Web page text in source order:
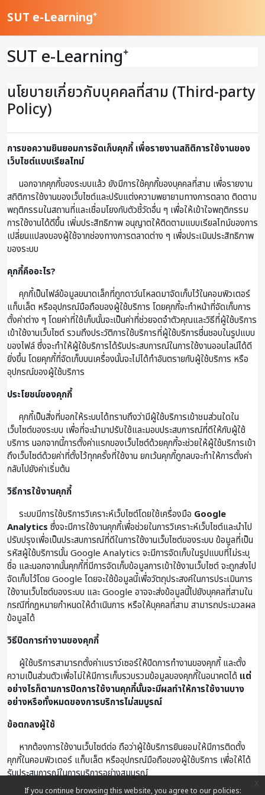
If you continue browsing this website, you agree to our policies:
SUT e-Learning⁺
SUT e-Learning⁺
นโยบายเกี่ยวกับบุคคลที่สาม (Third-party
Policy)
การขอความยินยอมการจัดเก็บคุกกี้ เพื่อรายงานสถิติการใช้งานของ
เว็บไซต์แบบเรียลไทม์
นอกจากคุกกี้ของระบบแล้ว ยังมีการใช้คุกกี้ของบุคคลที่สาม เพื่อรายงาน
สถิติการใช้งานของเว็บไซต์และปรับแต่งความพยายามทางการตลาด ติดตาม
พฤติกรรมในสถานที่และเชื่อมโยงกับตัวชี้วัดอื่น ๆ เพื่อให้เข้าใจพฤติกรรม
การใช้งานได้ดีขึ้น เพิ่มประสิทธิภาพ อนุญาตให้ติดตามแบบเรียลไทม์ของการ
เปลี่ยนแปลงของผู้ใช้จากช่องทางการตลาดต่าง ๆ เพื่อประเมินประสิทธิภาพ
ของระบบ
คุกกี้คืออะไร?
คุกกี้เป็นไฟล์ข้อมูลขนาดเล็กที่ถูกดาว์นโหลดมาจัดเก็บไว้ในคอมพิวเตอร์
แท็บเล็ต หรืออุปกรณ์มือถือของผู้ใช้บริการ โดยคุกกี้จะทำหน้าที่จัดเก็บการ
ตั้งค่าต่าง ๆ โดยค่าที่ใช้เก็บนั้นจะเป็นค่าที่ช่วยจดจำตัวคุณและวิธีที่ผู้ใช้บริการ
เข้าใช้งานเว็บไซต์ รวมถึงประวัติการใช้บริการที่ผู้ใช้บริการชื่นชอบในรูปแบบ
ของไฟล์ ซึ่งจะทำให้ผู้ใช้บริการได้รับประสบการณ์ในการใช้งานออนไลน์ได้ดี
ยิ่งขึ้น โดยคุกกี้ที่จัดเก็บบนเครื่องนั้นจะไม่ได้ทำอันตรายกับผู้ใช้บริการ หรือ
อุปกรณ์ของผู้ใช้บริการ
ประโยชน์ของคุกกี้
คุกกี้เป็นสิ่งที่บอกให้ระบบได้ทราบถึงว่ามีผู้ใช้บริการเข้าชมส่วนใดใน
เว็บไซต์ของระบบ เพื่อที่จะนำมาปรับใช้และมอบประสบการณ์ที่ดีให้กับผู้ใช้
บริการ นอกจากนี้การตั้งค่าแรกของเว็บไซต์ด้วยคุกกี้จะช่วยให้ผู้ใช้บริการเข้า
ถึงเว็บไซต์ด้วยค่าที่ตั้งไว้ทุกครั้งที่ใช้งาน ยกเว้นคุกกี้ถูกลบจะทำให้การตั้งค่า
กลับไปยังค่าเริ่มต้น
วิธีการใช้งานคุกกี้
ระบบมีการใช้บริการวิเคราะห์เว็บไซต์โดยใช้เครื่องมือ Google
Analytics ซึ่งจะมีการใช้งานคุกกี้เพื่อช่วยในการวิเคราะห์เว็บไซต์และนำไป
ปรับปรุงเพื่อเป็นประสบการณ์ที่ดีในการใช้งานเว็บไซต์ของระบบ ข้อมูลที่เป็น
รหัสผู้ใช้บริการนั้น Google Analytics จะมีการจัดเก็บในรูปแบบที่ไม่ระบุ
ชื่อ และนอกจากนั้นคุกกี้ที่มีการจัดเก็บข้อมูลการเข้าใช้งานเว็บไซต์ จะถูกส่งไป
จัดเก็บไว้โดย Google โดยจะใช้ข้อมูลนี้เพื่อวัตถุประสงค์ในการประเมินการ
ใช้งานเว็บไซต์ของระบบ และ Google อาจจะส่งข้อมูลนี้ไปยังบุคคลที่สามใน
กรณีที่กฏหมายกำหนดให้ดำเนินการ หรือให้บุคคลที่สาม สามารถประมวลผล
ข้อมูลได้
วิธีปิดการทำงานของคุกกี้
ผู้ใช้บริการสามารถตั้งค่าเบราว์เซอร์ให้ปิดการทำงานของคุกกี้ และตั้ง
ความเป็นส่วนตัวเพื่อไม่ให้มีการเก็บรวบรวมข้อมูลของคุกกี้ในอนาคตได้ แต่
อย่างไรก็ตามการปิดการใช้งานคุกกี้นั้นจะมีผลทำให้การใช้งานบาง
อย่างหรือทั้งหมดของการบริการไม่สมบูรณ์
ข้อตกลงผู้ใช้
หากต้องการใช้งานเว็บไซต์ต่อ ถือว่าผู้ใช้บริการยินยอมให้มีการติดตั้ง
คุกกี้ในคอมพิวเตอร์ แท็บเล็ต หรืออุปกรณ์มือถือของผู้ใช้บริการ เพื่อให้ได้
รับประสบการณ์ในการบริการอย่างสมบูรณ์